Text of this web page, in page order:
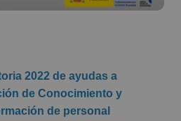
2022 de ayudas a
de Conocimiento y
de personal